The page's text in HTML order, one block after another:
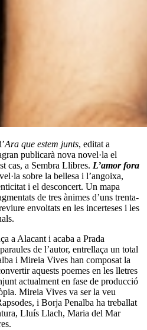
Ara que estem junts, editat a
publicarà nova novel·la el
cas, a Sembra Llibres. L’amor fora
sobre la bellesa i l’angoixa,
i el desconcert. Un mapa
de tres ànimes d’uns trenta-
envoltats en les incerteses i les
a Alacant i acaba a Prada
de l’autor, entrellaça un total
i Mireia Vives han composat la
aquests poemes en les lletres
actualment en fase de producció
Mireia Vives va ser la veu
i Borja Penalba ha treballat
, Lluís Llach, Maria del Mar